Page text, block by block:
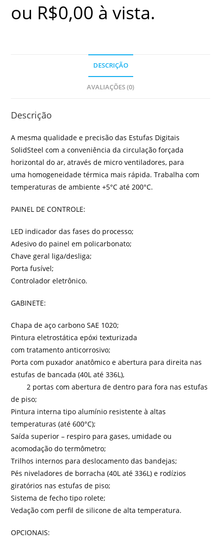
ou R$0,00 à vista.
DESCRIÇÃO
AVALIAÇÕES (0)
Descrição
A mesma qualidade e precisão das Estufas Digitais
SolidSteel com a conveniência da circulação forçada
horizontal do ar, através de micro ventiladores, para
uma homogeneidade térmica mais rápida. Trabalha com
temperaturas de ambiente +5°C até 200°C.
PAINEL DE CONTROLE:
LED indicador das fases do processo;
Adesivo do painel em policarbonato;
Chave geral liga/desliga;
Porta fusível;
Controlador eletrônico.
GABINETE:
Chapa de aço carbono SAE 1020;
Pintura eletrostática epóxi texturizada
com tratamento anticorrosivo;
Porta com puxador anatômico e abertura para direita nas
estufas de bancada (40L até 336L),
2 portas com abertura de dentro para fora nas estufas
de piso;
Pintura interna tipo alumínio resistente à altas
temperaturas (até 600°C);
Saída superior – respiro para gases, umidade ou
acomodação do termômetro;
Trilhos internos para deslocamento das bandejas;
Pés niveladores de borracha (40L até 336L) e rodízios
giratórios nas estufas de piso;
Sistema de fecho tipo rolete;
Vedação com perfil de silicone de alta temperatura.
OPCIONAIS: